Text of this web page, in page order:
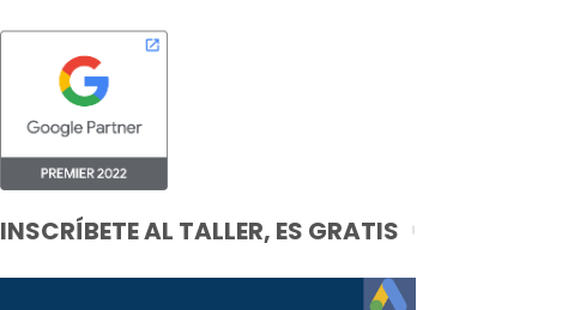
INSCRÍBETE AL TALLER, ES GRATIS